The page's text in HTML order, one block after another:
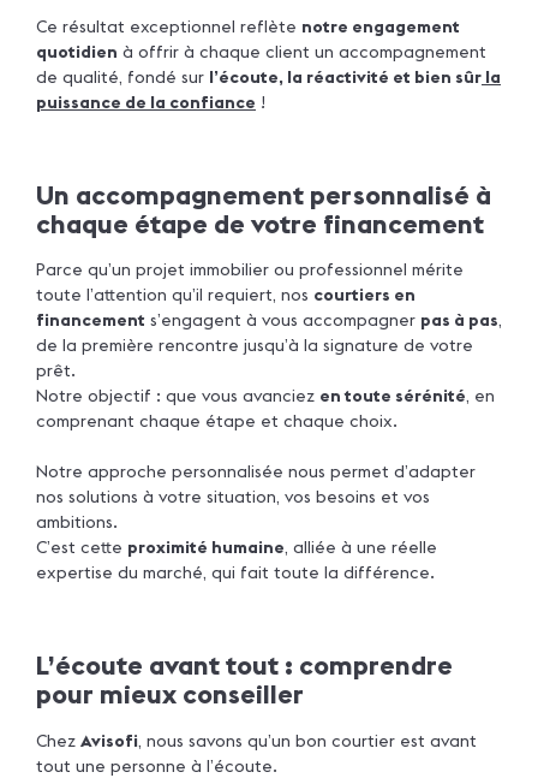
Ce résultat exceptionnel reflète notre engagement
quotidien à offrir à chaque client un accompagnement
de qualité, fondé sur l’écoute, la réactivité et bien sûr la
puissance de la confiance !
Un accompagnement personnalisé à
chaque étape de votre financement
Parce qu’un projet immobilier ou professionnel mérite
toute l’attention qu’il requiert, nos courtiers en
financement s’engagent à vous accompagner pas à pas,
de la première rencontre jusqu’à la signature de votre
prêt.
Notre objectif : que vous avanciez en toute sérénité, en
comprenant chaque étape et chaque choix.
Notre approche personnalisée nous permet d’adapter
nos solutions à votre situation, vos besoins et vos
ambitions.
C’est cette proximité humaine, alliée à une réelle
expertise du marché, qui fait toute la différence.
L’écoute avant tout : comprendre
pour mieux conseiller
Chez Avisofi, nous savons qu’un bon courtier est avant
tout une personne à l’écoute.